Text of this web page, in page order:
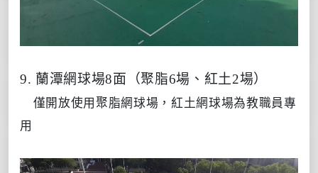
9. 蘭潭網球場8面（聚脂6場、紅土2場）
僅開放使用聚脂網球場，紅土網球場為教職員專
用